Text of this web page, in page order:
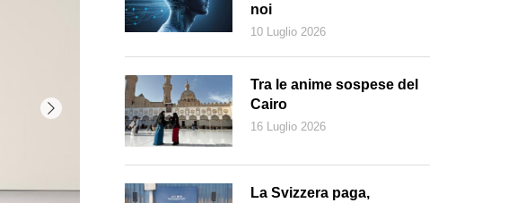
noi
10 Luglio 2026
Tra le anime sospese del
Cairo
16 Luglio 2026
La Svizzera paga,